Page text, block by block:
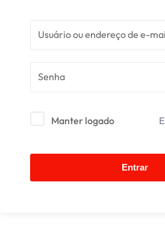
Manter logado
Entrar